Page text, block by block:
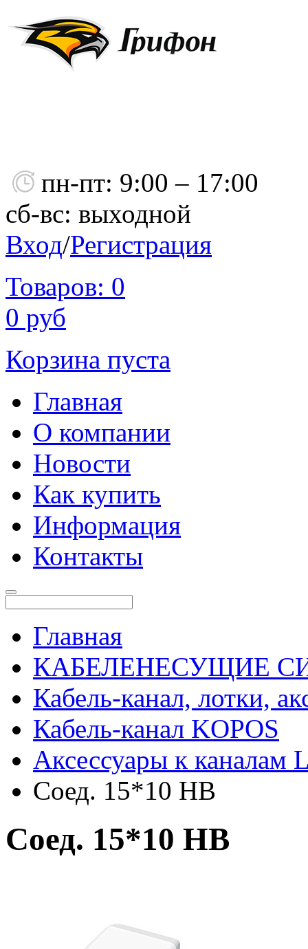
пн-пт: 9:00 – 17:00
сб-вс: выходной
Вход/Регистрация
Товаров: 0
0 руб
Корзина пуста
Главная
О компании
Новости
Как купить
Информация
Контакты
Главная
КАБЕЛЕНЕСУЩИЕ
Кабель-канал, лотки,
Кабель-канал KOPOS
Аксессуары к каналам
Соед. 15*10 НВ
Соед. 15*10 НВ